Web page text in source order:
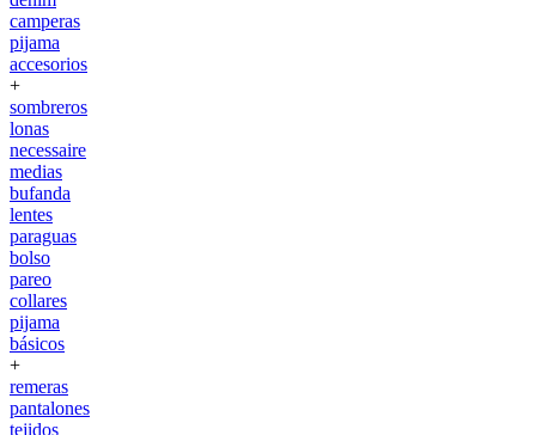
camperas
pijama
accesorios
+
sombreros
lonas
necessaire
medias
bufanda
lentes
paraguas
bolso
pareo
collares
pijama
básicos
+
remeras
pantalones
tejidos